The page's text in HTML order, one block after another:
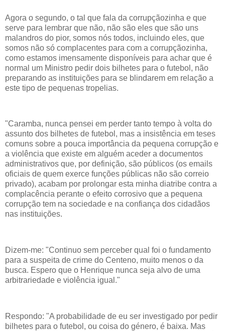
Agora o segundo, o tal que fala da corrupçãozinha e que
serve para lembrar que não, não são eles que são uns
malandros do pior, somos nós todos, incluindo eles, que
somos não só complacentes para com a corrupçãozinha,
como estamos imensamente disponíveis para achar que é
normal um Ministro pedir dois bilhetes para o futebol, não
preparando as instituições para se blindarem em relação a
este tipo de pequenas tropelias.
"Caramba, nunca pensei em perder tanto tempo à volta do
assunto dos bilhetes de futebol, mas a insistência em teses
comuns sobre a pouca importância da pequena corrupção e
a violência que existe em alguém aceder a documentos
administrativos que, por definição, são públicos (os emails
oficiais de quem exerce funções públicas não são correio
privado), acabam por prolongar esta minha diatribe contra a
complacência perante o efeito corrosivo que a pequena
corrupção tem na sociedade e na confiança dos cidadãos
nas instituições.
Dizem-me: "Continuo sem perceber qual foi o fundamento
para a suspeita de crime do Centeno, muito menos o da
busca. Espero que o Henrique nunca seja alvo de uma
arbitrariedade e violência igual."
Respondo: "A probabilidade de eu ser investigado por pedir
bilhetes para o futebol, ou coisa do género, é baixa. Mas